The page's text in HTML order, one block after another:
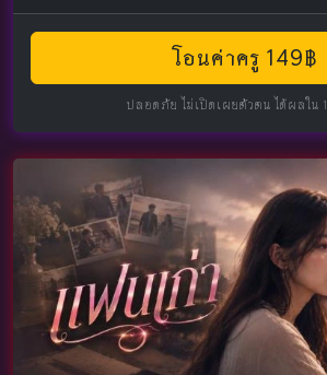
โอนค่าครู 149฿
ปลอดภัย ไม่เปิดเผยตัวตน ได้ผลใน